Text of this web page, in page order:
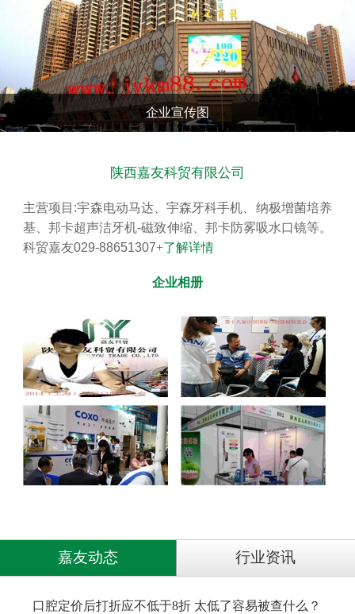
企业宣传图
陕西嘉友科贸有限公司
主营项目:宇森电动马达、宇森牙科手机、纳极增菌培养
基、邦卡超声洁牙机-磁致伸缩、邦卡防雾吸水口镜等。
科贸嘉友029-88651307+了解详情
企业相册
嘉友动态 行业资讯
口腔定价后打折应不低于8折 太低了容易被查什么？